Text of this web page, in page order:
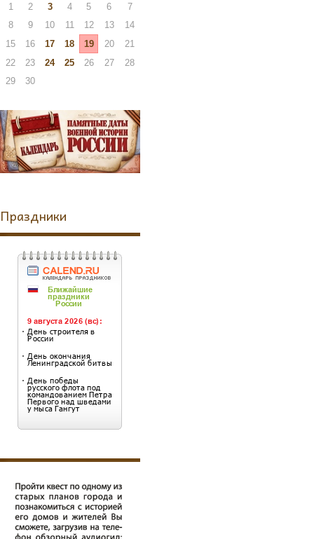
1
2 3 4 5 6
7
8
9 10 11 12 13
14
15
16 17 18 19 20
21
22
23 24 25 26 27
28
29
30
Праздники